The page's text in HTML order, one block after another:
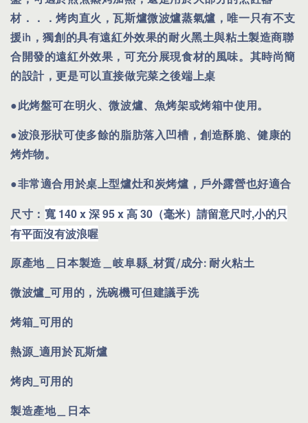
材．．．烤肉直火，瓦斯爐微波爐蒸氣爐，唯一只有不支
援ih，獨創的具有遠紅外效果的耐火黑土與粘土製造商聯
合開發的遠紅外效果，可充分展現食材的風味。其時尚簡
的設計，更是可以直接做完菜之後端上桌
●此烤盤可在明火、微波爐、魚烤架或烤箱中使用。
●波浪形狀可使多餘的脂肪落入凹槽，創造酥脆、健康的
烤炸物。
●非常適合用於桌上型爐灶和炭烤爐，戶外露營也好適合
尺寸 ： 寬 140 x 深 95 x 高 30（毫米）請留意尺吋,小的只
有平面沒有波浪喔
原產地＿ 日本製造＿岐阜縣_材質/成分: 耐火粘土
微波爐 _可用的，洗碗機可但建議手洗
烤箱 可用的
熱源_ 適用於瓦斯爐
烤肉_可用的
製造產地＿日本